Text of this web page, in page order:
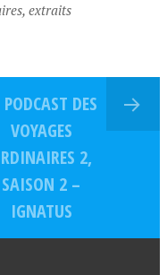
extraits
PODCAST DES
VOYAGES
2,
SAISON 2 –
IGNATUS